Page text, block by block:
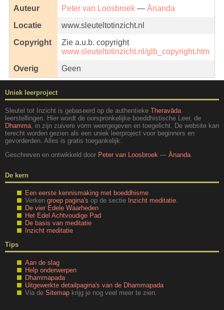
Auteur
Peter van Loosbroek— Ānanda
Locatie
www.sleuteltotinzicht.nl
Copyright
Zie a.u.b. copyright
www.sleuteltotinzicht.nl/glb_copyright.htm
Overig
Geen
Uniek leerproject
Sleutel tot Inzicht is gebaseerd op de authentieke Theravāda
leerstellingen. Hier wordt de oorspronkelijke boeddhistische Leer, de
Dhamma, in zijn zuivere vorm weergegeven en toegelicht. De website kan
terecht worden gezien als een uniek leerproject voor beginners en
gevorderden. Alles is gratis toegankelijk.
Geschreven en ontwikkeld door Peter van Loosbroek — Ānanda
De kern
Een eerste kennismaking met boeddhisme
Verken groep pagina's op de sectie Inzicht meditatie.
De vier Edele Waarheden
Het Edel Achtvoudige Pad
De basis van meditatie
Inzicht meditatie
Tips
Aan de slag
Help onderwerpen
Dhammapada
Uitgewerkte detailpagina's van de Dhammapada
Via de Sitemap krijg je nog veel meer te zien.